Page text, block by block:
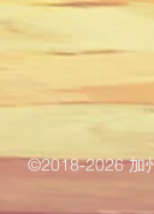
©2018-2026 加